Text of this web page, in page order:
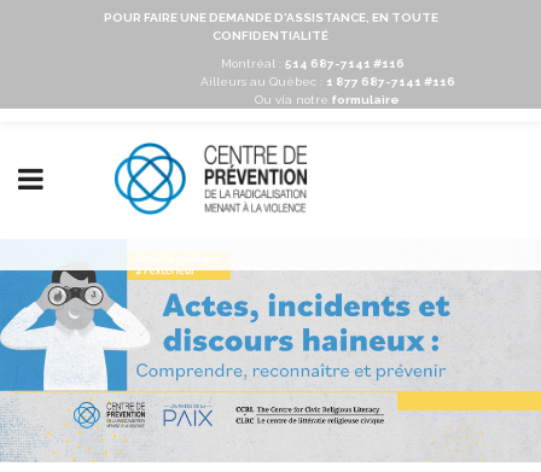
POUR FAIRE UNE DEMANDE D'ASSISTANCE, EN TOUTE
CONFIDENTIALITÉ
Montréal : 514 687-7141 #116
Ailleurs au Québec :
1 877 687-7141 #116
Ou via notre formulaire